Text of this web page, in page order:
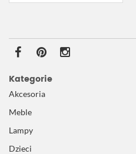
Kategorie
Akcesoria
Meble
Lampy
Dzieci